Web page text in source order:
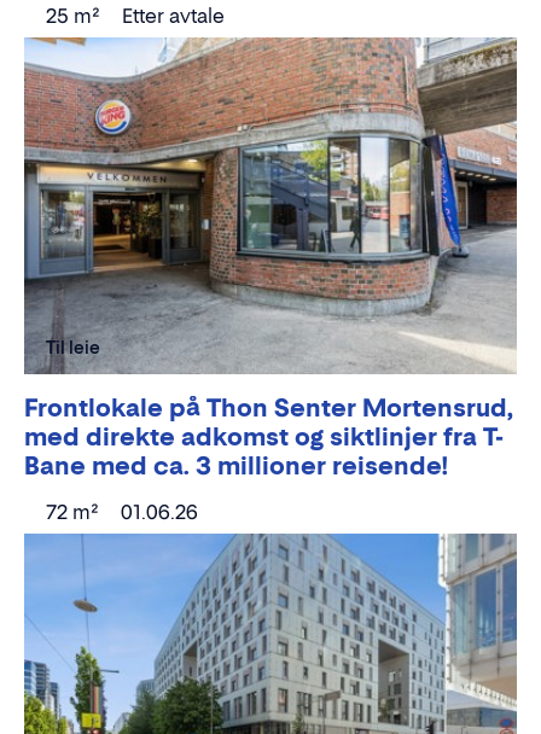
25 m² Etter avtale
Frontlokale på Thon Senter Mortensrud,
med direkte adkomst og siktlinjer fra T-
Bane med ca. 3 millioner reisende!
72 m² 01.06.26
Til leie